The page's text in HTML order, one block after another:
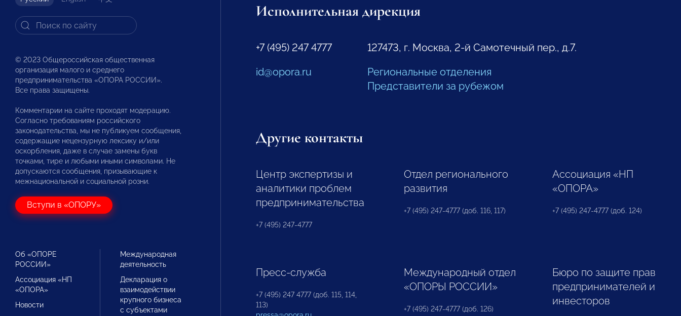
© 2023 Общероссийская общественная
организация малого и среднего
предпринимательства «ОПОРА РОССИИ».
Все права защищены.
Комментарии на сайте проходят модерацию.
Согласно требованиям российского
законодательства, мы не публикуем сообщения,
содержащие нецензурную лексику и/или
оскорбления, даже в случае замены букв
точками, тире и любыми иными символами. Не
допускаются сообщения, призывающие к
межнациональной и социальной розни.
Вступи в «ОПОРУ»
Об «ОПОРЕ
РОССИИ»
Ассоциация «НП
«ОПОРА»
Новости
Международная
деятельность
Декларация о
взаимодействии
крупного бизнеса
с субъектами
Исполнительная дирекция
+7 (495) 247 4777
id@opora.ru
127473, г. Москва, 2-й Самотечный пер., д.7.
Региональные отделения
Представители за рубежом
Другие контакты
Центр экспертизы и
аналитики проблем
предпринимательства
+7 (495) 247-4777
Отдел регионального
развития
+7 (495) 247-4777 (доб. 116, 117)
Ассоциация «НП
«ОПОРА»
+7 (495) 247-4777 (доб. 124)
Пресс-служба
+7 (495) 247 4777 (доб. 115, 114,
113)
Международный отдел
«ОПОРЫ РОССИИ»
+7 (495) 247-4777 (доб. 126)
Бюро по защите прав
предпринимателей и
инвесторов